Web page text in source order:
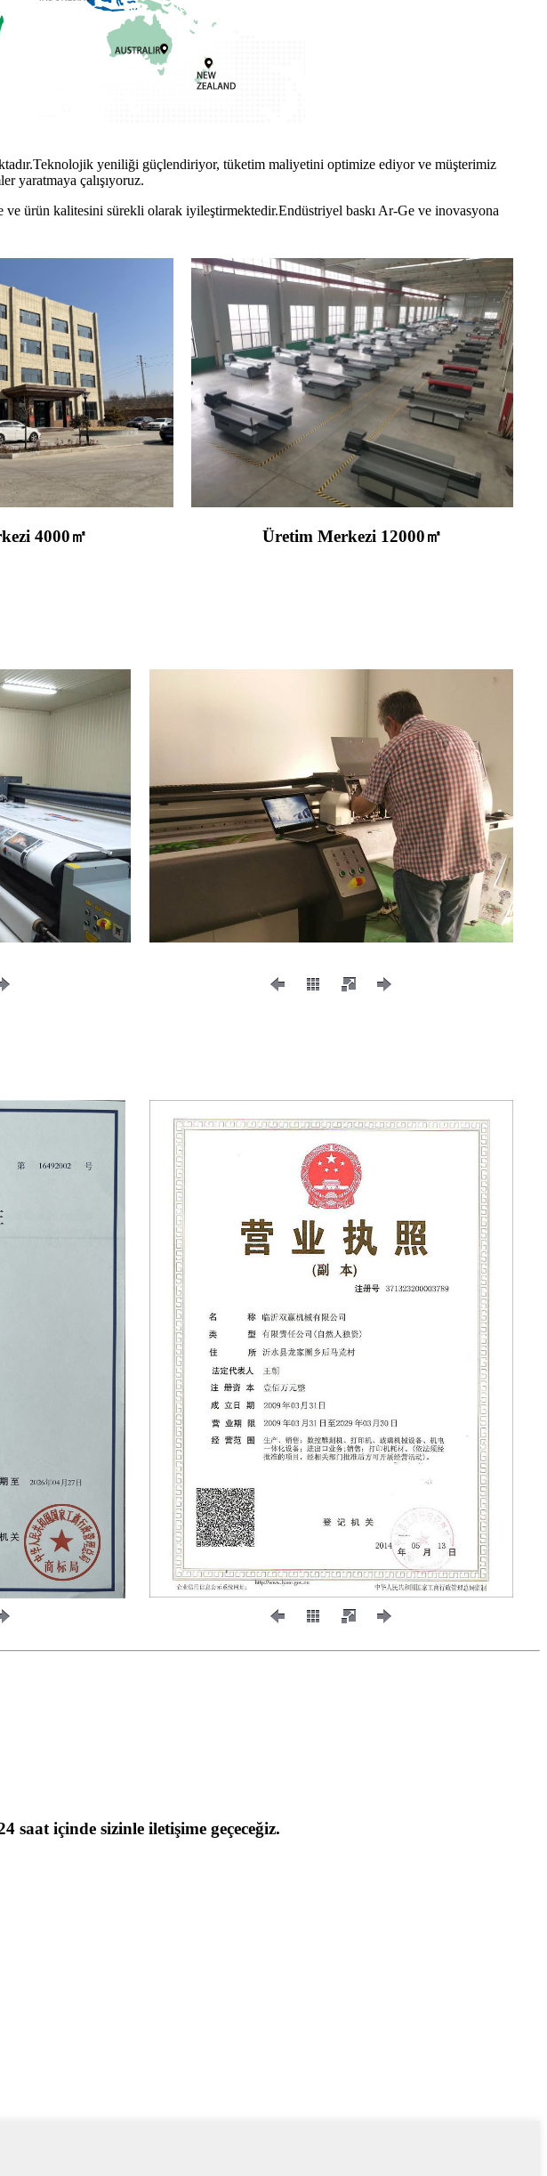
yeniliği güçlendiriyor, tüketim maliyetini optimize ediyor ve müşterimiz
yaratmaya çalışıyoruz.
ürün kalitesini sürekli olarak iyileştirmektedir.Endüstriyel baskı Ar-Ge ve inovasyona
4000㎡ Üretim Merkezi 12000㎡
saat içinde sizinle iletişime geçeceğiz.